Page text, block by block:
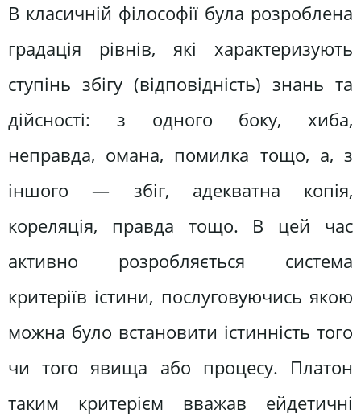
В класичній філософії була розроблена
градація рівнів, які характеризують
ступінь збігу (відповідність) знань та
дійсності: з одного боку, хиба,
неправда, омана, помилка тощо, а, з
іншого — збіг, адекватна копія,
кореляція, правда тощо. В цей час
активно розробляється система
критеріїв істини, послуговуючись якою
можна було встановити істинність того
чи того явища або процесу. Платон
таким критерієм вважав ейдетичні